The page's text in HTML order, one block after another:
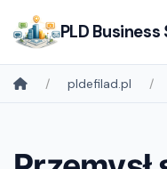
PLD Business
pldefilad.pl